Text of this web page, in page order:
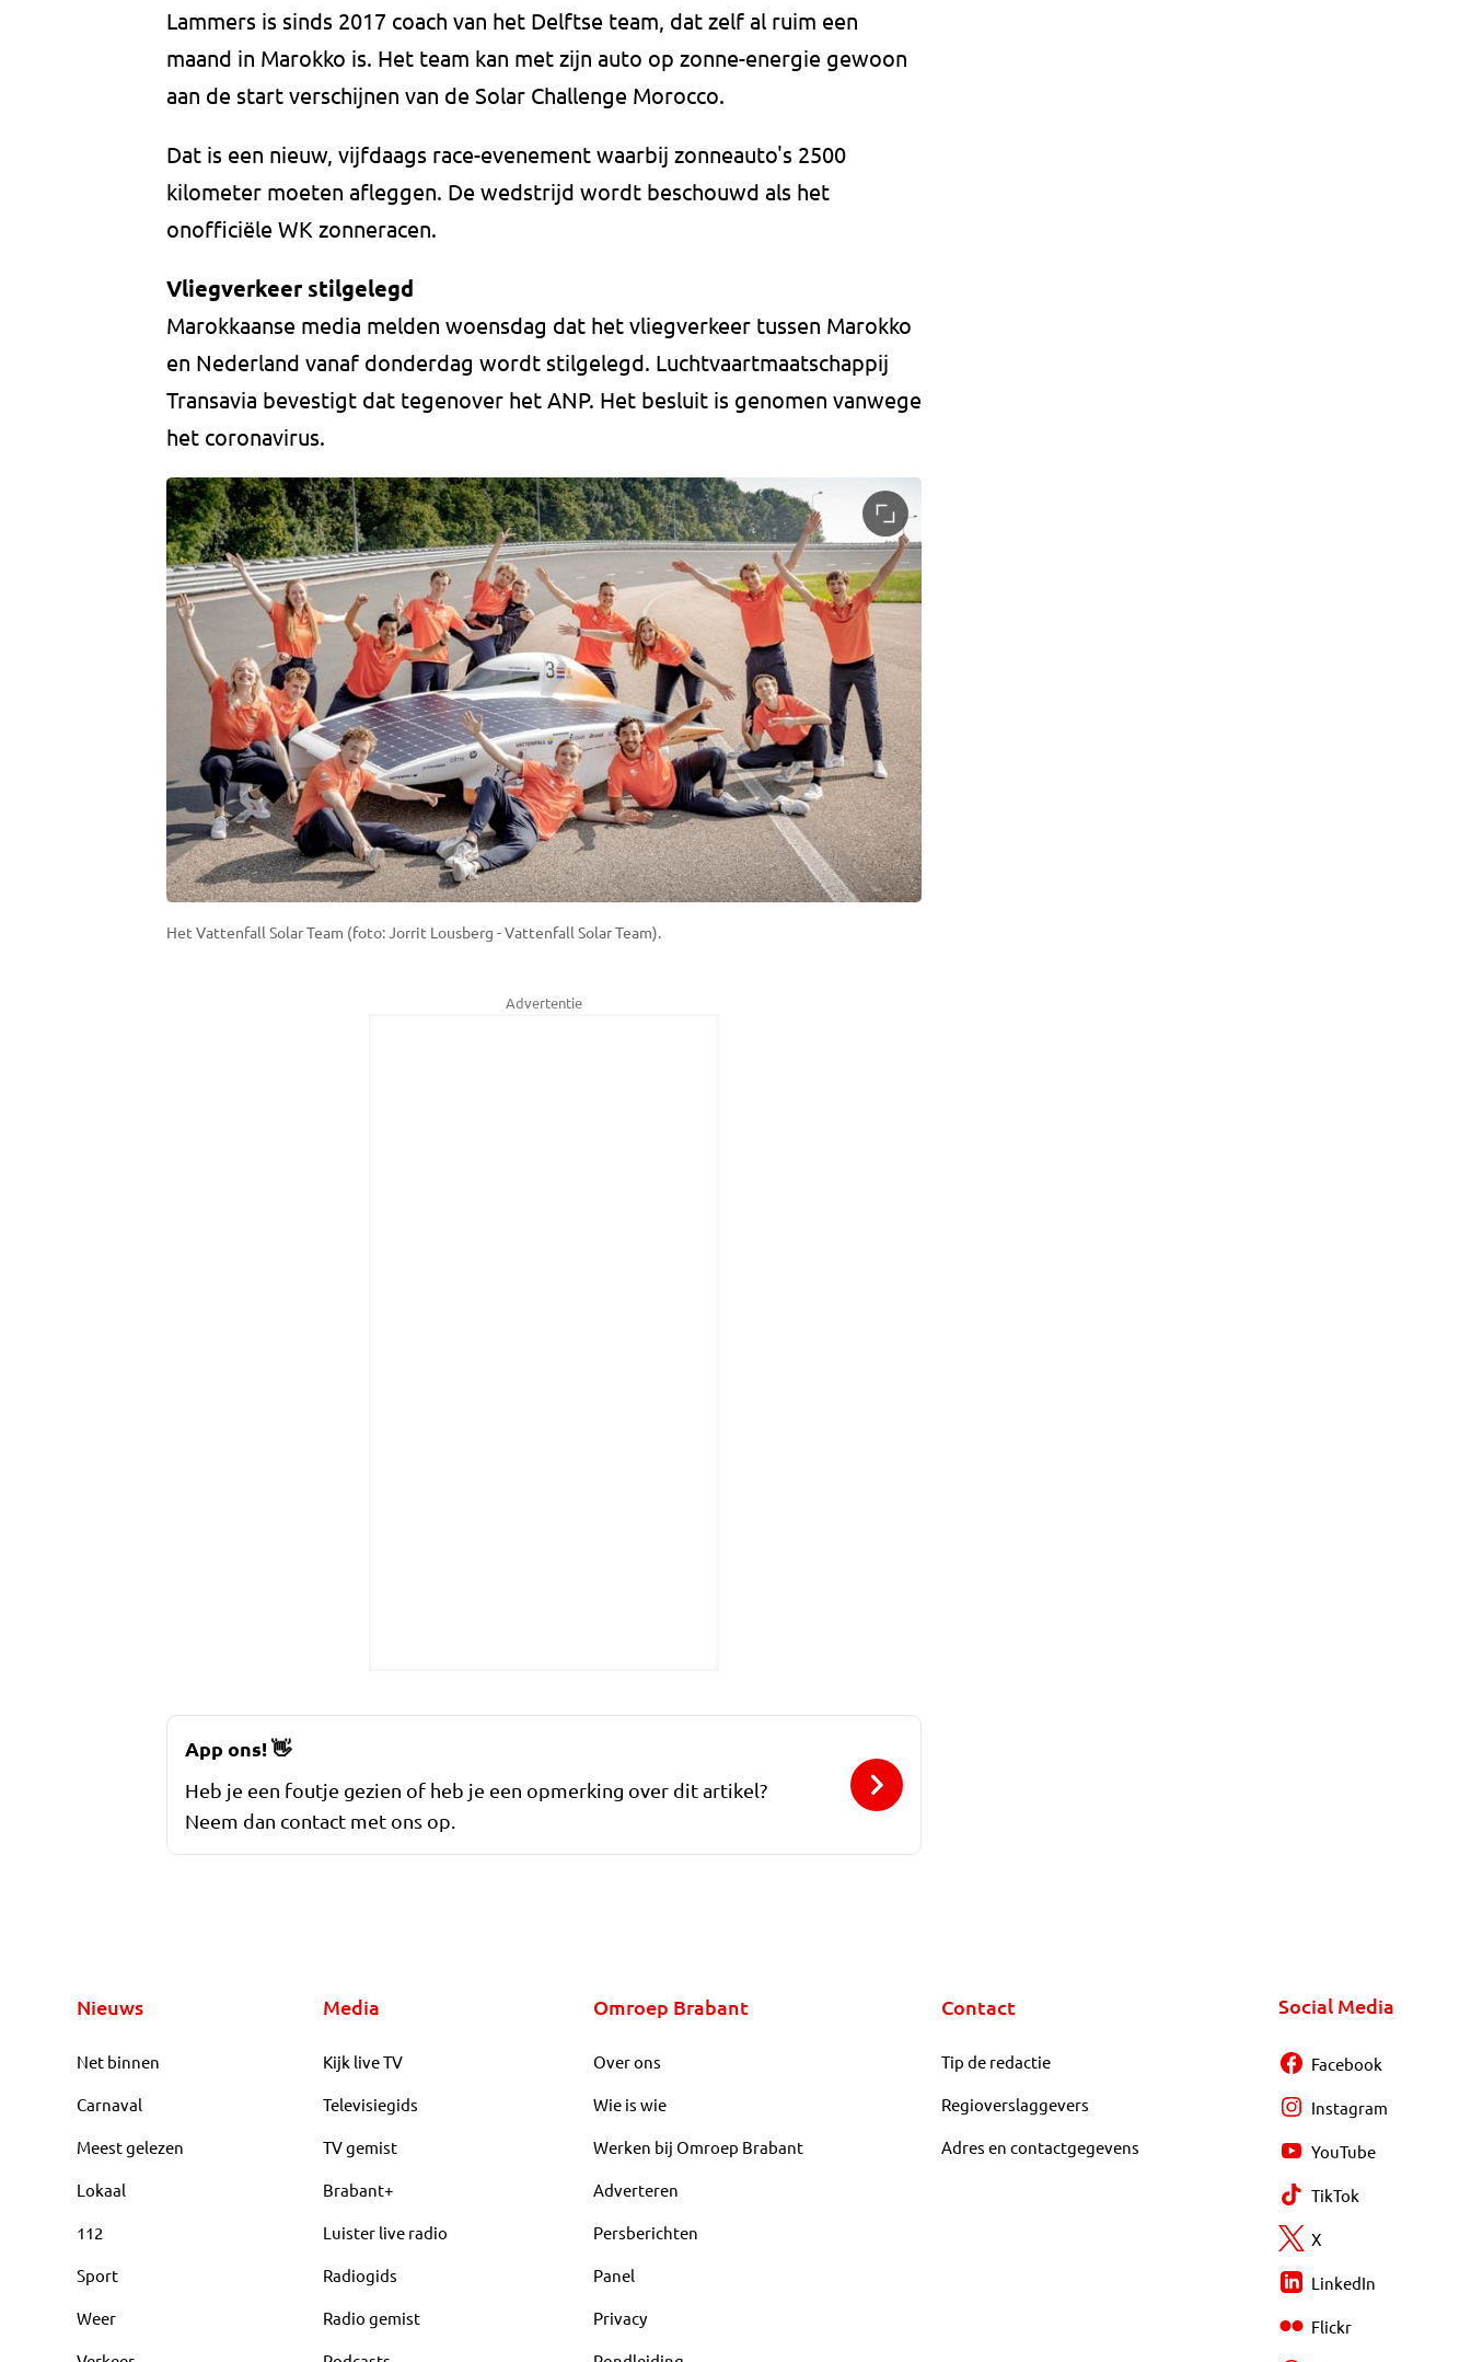
Lammers is sinds 2017 coach van het Delftse team, dat zelf al ruim een
maand in Marokko is. Het team kan met zijn auto op zonne-energie gewoon
aan de start verschijnen van de Solar Challenge Morocco.
Dat is een nieuw, vijfdaags race-evenement waarbij zonneauto's 2500
kilometer moeten afleggen. De wedstrijd wordt beschouwd als het
onofficiële WK zonneracen.
Vliegverkeer stilgelegd
Marokkaanse media melden woensdag dat het vliegverkeer tussen Marokko
en Nederland vanaf donderdag wordt stilgelegd. Luchtvaartmaatschappij
Transavia bevestigt dat tegenover het ANP. Het besluit is genomen vanwege
het coronavirus.
Het Vattenfall Solar Team (foto: Jorrit Lousberg - Vattenfall Solar Team).
Advertentie
App ons!👋
Heb je een foutje gezien of heb je een opmerking over dit artikel?
Neem dan contact met ons op.
Nieuws
Net binnen
Carnaval
Meest gelezen
Lokaal
112
Sport
Weer
Media
Kijk live TV
Televisiegids
TV gemist
Brabant+
Luister live radio
Radiogids
Radio gemist
Omroep Brabant
Over ons
Wie is wie
Werken bij Omroep Brabant
Adverteren
Persberichten
Panel
Privacy
Contact
Tip de redactie
Regioverslaggevers
Adres en contactgegevens
Social Media
Facebook
Instagram
YouTube
TikTok
X
LinkedIn
Flickr